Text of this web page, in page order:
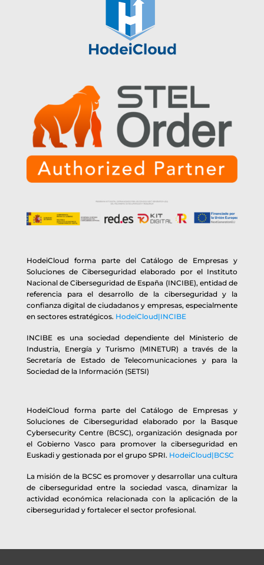
HodeiCloud forma parte del Catálogo de Empresas y
Soluciones de Ciberseguridad elaborado por el Instituto
Nacional de Ciberseguridad de España (INCIBE), entidad de
referencia para el desarrollo de la ciberseguridad y la
confianza digital de ciudadanos y empresas, especialmente
en sectores estratégicos. HodeiCloud|INCIBE
INCIBE es una sociedad dependiente del Ministerio de
Industria, Energía y Turismo (MINETUR) a través de la
Secretaría de Estado de Telecomunicaciones y para la
Sociedad de la Información (SETSI)
HodeiCloud forma parte del Catálogo de Empresas y
Soluciones de Ciberseguridad elaborado por la Basque
Cybersecurity Centre (BCSC), organización designada por
el Gobierno Vasco para promover la ciberseguridad en
Euskadi y gestionada por el grupo SPRI. HodeiCloud|BCSC
La misión de la BCSC es promover y desarrollar una cultura
de ciberseguridad entre la sociedad vasca, dinamizar la
actividad económica relacionada con la aplicación de la
ciberseguridad y fortalecer el sector profesional.